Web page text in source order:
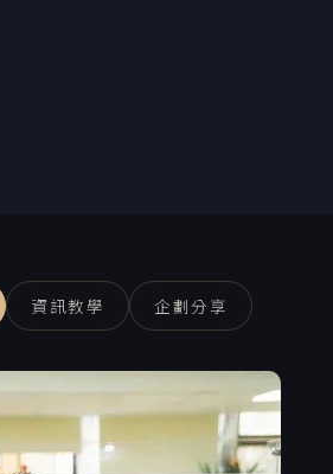
資訊教學 企劃分享